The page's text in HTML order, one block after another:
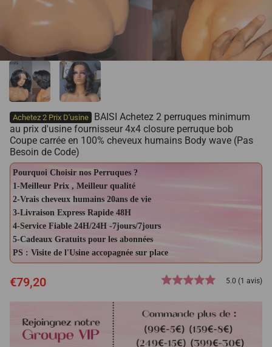
Achetez 2 Prix D'usine
BAISI Achetez 2 perruques minimum
au prix d'usine fournisseur 4x4 closure perruque bob
Coupe carrée en 100% cheveux humains Body wave (Pas
Besoin de Code)
Pourquoi Choisir nos Perruques ?
1-Meilleur Prix , Meilleur qualité
2-Vrais cheveux humains 20ans de vie
3-Livraison Express Rapide 48H
4-Service Fiable 24H/24H -7jours/7jours
5-Cadeaux Gratuits pour les abonnées
PS : Visite de l'Usine accopagnée sur place
€79,20 5.0 (1 avis)